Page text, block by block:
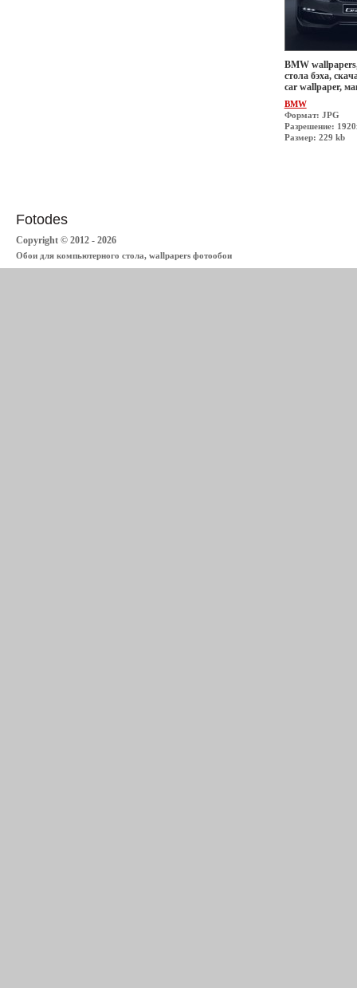
BMW
стола бэха,
car wallpaper,
BMW
Формат: JPG
Разрешение:
Размер: 229 kb
Fotodes
Copyright © 2012 - 2026
Обои для компьютерного стола, wallpapers фотообои